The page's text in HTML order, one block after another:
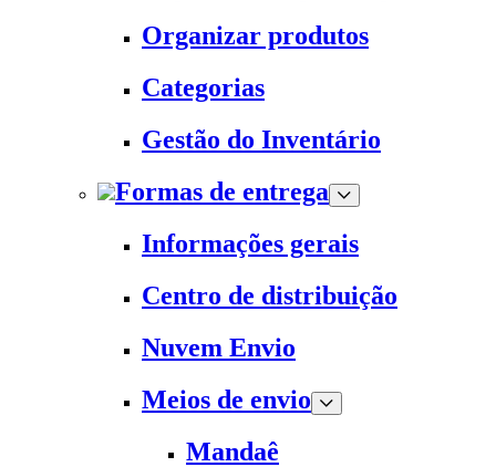
Organizar produtos
Categorias
Gestão do Inventário
Formas de entrega
Informações gerais
Centro de distribuição
Nuvem Envio
Meios de envio
Mandaê